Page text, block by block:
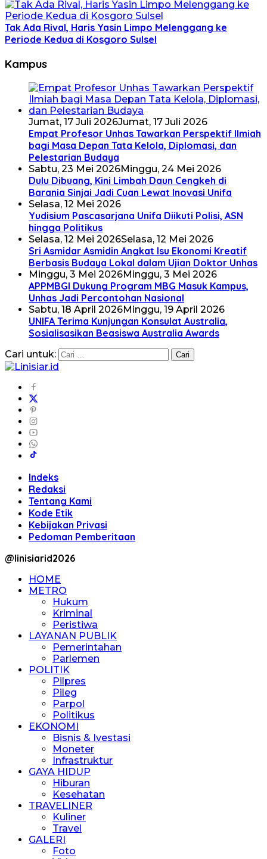
Tak Ada Rival, Haris Yasin Limpo Melenggang ke
Periode Kedua di Kosgoro Sulsel
Kampus
Jumat, 17 Juli 2026Jumat, 17 Juli 2026
Empat Profesor Unhas Tawarkan Perspektif Ilmiah
bagi Masa Depan Tata Kelola, Diplomasi, dan
Pelestarian Budaya
Sabtu, 23 Mei 2026Minggu, 24 Mei 2026
Dulu Dibuang, Kini Limbah Daun Cengkeh di
Barania Sinjai Jadi Cuan Lewat Inovasi Unifa
Selasa, 12 Mei 2026
Yudisium Pascasarjana Unifa Diikuti Polisi, ASN
hingga Politikus
Selasa, 12 Mei 2026Selasa, 12 Mei 2026
Sri Asmidar Asmidin Angkat Isu Ekonomi Kreatif
Berbasis Budaya Lokal dalam Ujian Doktor Unhas
Minggu, 3 Mei 2026Minggu, 3 Mei 2026
APPMBGI Dukung Program MBG Masuk Kampus,
Unhas Jadi Percontohan Nasional
Sabtu, 18 April 2026Minggu, 19 April 2026
UNIFA Terima Kunjungan Konsulat Australia,
Sosialisasikan Beasiswa Australia Awards
Cari untuk:
Indeks
Redaksi
Tentang Kami
Kode Etik
Kebijakan Privasi
Pedoman Pemberitaan
@linisiarid2026
HOME
METRO
Hukum
Kriminal
Peristiwa
LAYANAN PUBLIK
Pemerintahan
Parlemen
POLITIK
Pilpres
Pileg
Parpol
Politikus
EKONOMI
Bisnis & Ivestasi
Moneter
Infrastruktur
GAYA HIDUP
Hiburan
Kesehatan
TRAVELINER
Kuliner
Travel
GALERI
Foto